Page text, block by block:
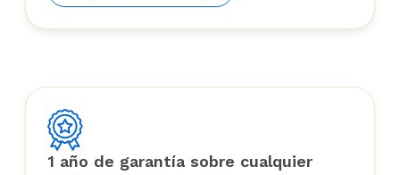
1 año de garantía sobre cualquier